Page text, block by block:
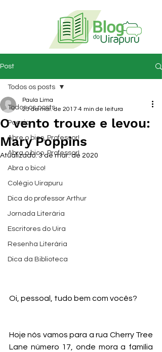
Post
Todos os posts
Poesia
Abre o bico, Professor!
Abra o bico, Professor!
Abra o bico!
Colégio Uirapuru
Dica do professor Arthur
Jornada Literária
Escritores do Uira
Resenha Literária
Dica da Biblioteca
Todos os posts
O vento trouxe e levou:
Mary Poppins
Paula Lima
23 de mai. de 2017 4 min de leitura
Atualizado:3 de mar. de 2020
Oi, pessoal, tudo bem com vocês?
Hoje nós vamos para a rua Cherry Tree
Lane número 17, onde mora a família